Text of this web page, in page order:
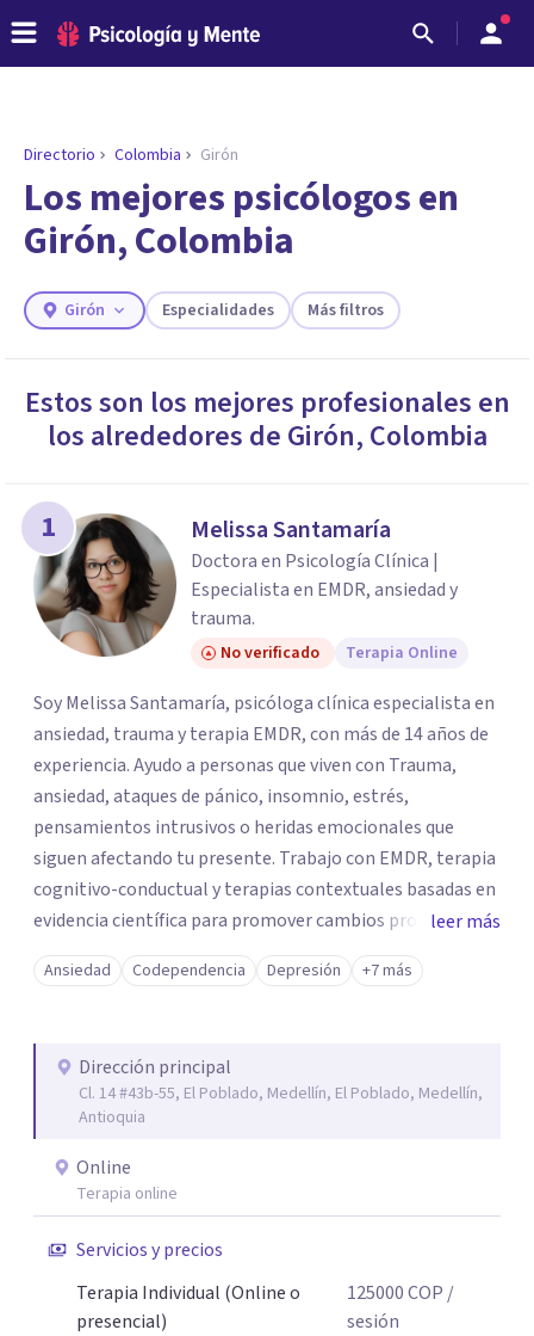
ENCONTRAR MI TERAPEUTA
¿Necesitas ayuda para encontrar el
psicólogo adecuado?
Responde a unas breves preguntas y te ofreceremos
necesidades.
Directorio Colombia Girón
Los mejores psicólogos en
Girón, Colombia
Girón Especialidades Más filtros
Estos son los mejores profesionales en
los alrededores de Girón, Colombia
1 Melissa Santamaría
Doctora en Psicología Clínica |
Especialista en EMDR, ansiedad y
trauma.
No verificado Terapia Online
Soy Melissa Santamaría, psicóloga clínica especialista en
ansiedad, trauma y terapia EMDR, con más de 14 años de
experiencia. Ayudo a personas que viven con Trauma,
ansiedad, ataques de pánico, insomnio, estrés,
pensamientos intrusivos o heridas emocionales que
siguen afectando tu presente. Trabajo con EMDR, terapia
cognitivo-conductual y terapias contextuales basadas en
evidencia científica para promover cambios profundos y
duraderos. Atiendo adultos, adolescentes, parejas y
familias de forma presencial en Medellín y online, en un
leer más
Ansiedad Codependencia Depresión +7 más
Dirección principal
Cl. 14 #43b-55, El Poblado, Medellín, El Poblado, Medellín,
Antioquia
Online
Terapia online
Servicios y precios
Terapia Individual (Online o
presencial)
125000COP /
sesión